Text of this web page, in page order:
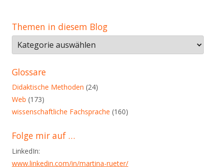
Themen in diesem Blog
Themen
in
diesem
Blog
Glossare
Didaktische Methoden (24)
Web (173)
wissenschaftliche Fachsprache (160)
Folge mir auf …
LinkedIn:
www.linkedin.com/in/martina-rueter/